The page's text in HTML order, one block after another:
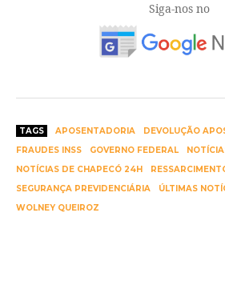
Siga-nos no
TAGS APOSENTADORIA
DEVOLUÇÃO
FRAUDES INSS
GOVERNO FEDERAL
NOTÍCIAS DE CHAPECÓ 24H
SEGURANÇA PREVIDENCIÁRIA
ÚLTIMAS
WOLNEY QUEIROZ